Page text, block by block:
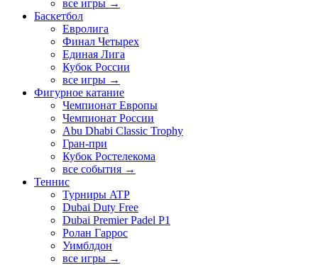
все игры →
Баскетбол
Евролига
Финал Четырех
Единая Лига
Кубок России
все игры →
Фигурное катание
Чемпионат Европы
Чемпионат России
Abu Dhabi Classic Trophy
Гран-при
Кубок Ростелекома
все события →
Теннис
Турниры ATP
Dubai Duty Free
Dubai Premier Padel P1
Ролан Гаррос
Уимблдон
все игры →